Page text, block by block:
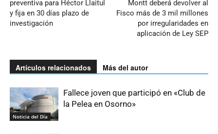
preventiva para Héctor Llaitul
y fija en 30 días plazo de
investigación
Montt deberá devolver al
Fisco más de 3 mil millones
por irregularidades en
aplicación de Ley SEP
Artículos relacionados Más del autor
Noticia del Día
Fallece joven que participó en «Club de
la Pelea en Osorno»